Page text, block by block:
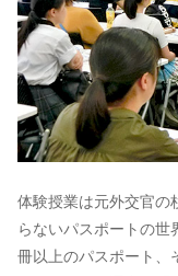
体験授業は元外交官の
らないパスポートの世
冊以上のパスポート、